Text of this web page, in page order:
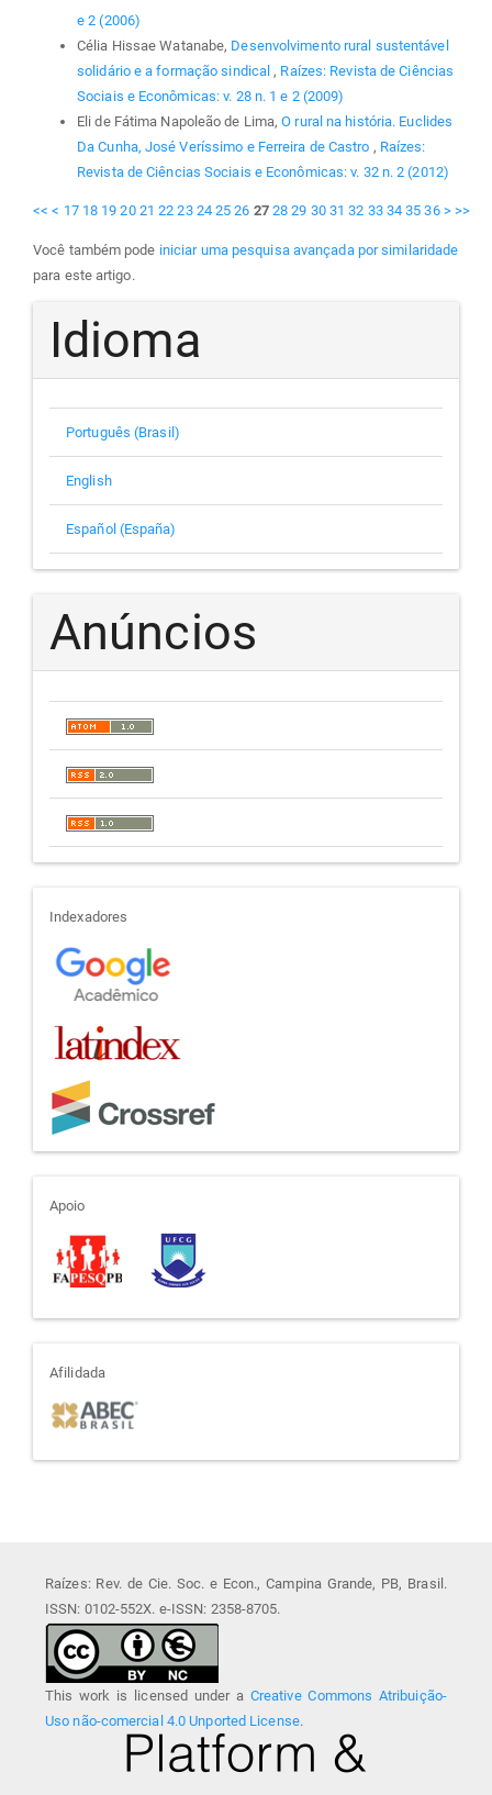
e 2 (2006)
Célia Hissae Watanabe, Desenvolvimento rural sustentável
solidário e a formação sindical, Raízes: Revista de Ciências
Sociais e Econômicas: v. 28 n. 1 e 2 (2009)
Eli de Fátima Napoleão de Lima,O rural na história. Euclides
Da Cunha, José Veríssimo e Ferreira de Castro , Raízes:
Revista de Ciências Sociais e Econômicas: v. 32 n. 2 (2012)
<< < 17 18 19 20 21 22 23 24 25 26 27 28 29 30 31 32 33 34 35 36 > >>
Você também pode iniciar uma pesquisa avançada por similaridade
para este artigo.
Idioma
Português (Brasil)
English
Español (España)
Anúncios
indexadores
Indexadores
apoio
Apoio
afiliada
Afilidada
Raízes: Rev. de Cie. Soc. e Econ., Campina Grande, PB, Brasil.
ISSN: 0102-552X. e-ISSN: 2358-8705.
This work is licensed under a Creative Commons Atribuição-
Uso não-comercial 4.0 Unported License.